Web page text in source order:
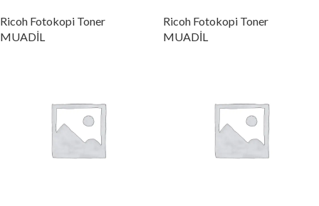
Ricoh Fotokopi Toner
MUADİL
Ricoh Fotokopi Toner
MUADİL